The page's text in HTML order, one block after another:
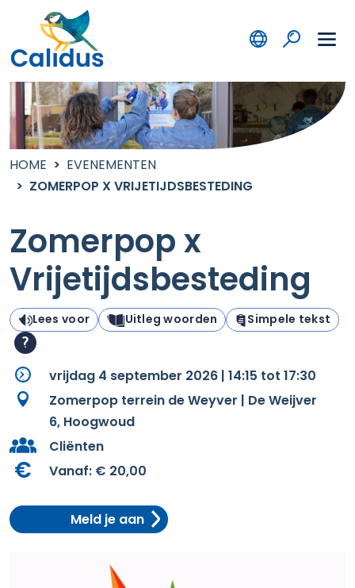
HOME
EVENEMENTEN
ZOMERPOP X VRIJETIJDSBESTEDING
Zomerpop x
Vrijetijdsbesteding
Lees voor Uitleg woorden Simpele tekst
vrijdag 4 september 2026 | 14:15 tot 17:30
Zomerpop terrein de Weyver | De Weijver
6, Hoogwoud
Cliënten
Vanaf: € 20,00
Meld je aan